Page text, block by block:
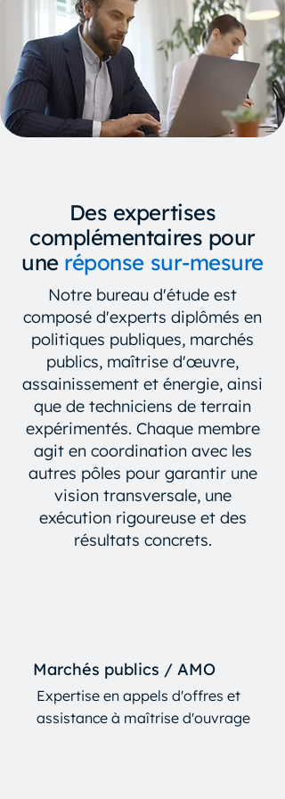
Des expertises
complémentaires pour
une réponse sur-mesure
Notre bureau d'étude est
composé d'experts diplômés en
politiques publiques, marchés
publics, maîtrise d'œuvre,
assainissement et énergie, ainsi
que de techniciens de terrain
expérimentés. Chaque membre
agit en coordination avec les
autres pôles pour garantir une
vision transversale, une
exécution rigoureuse et des
résultats concrets.
Marchés publics / AMO
Expertise en appels d'offres et
assistance à maîtrise d'ouvrage